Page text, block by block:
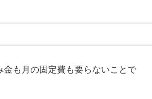
も月の固定費も要らないことで